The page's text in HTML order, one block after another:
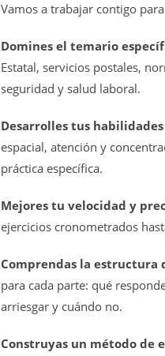
Vamos a trabajar contigo
Domines el temario
Estatal, servicios postales,
seguridad y salud laboral.
Desarrolles tus
espacial, atención y
práctica específica.
Mejores tu velocidad y
ejercicios cronometrados
Comprendas la estructura
para cada parte: qué
arriesgar y cuándo no.
Construyas un método de